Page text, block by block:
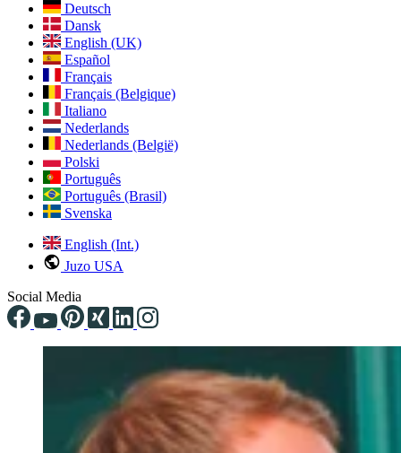
Deutsch
Dansk
English (UK)
Español
Français
Français (Belgique)
Italiano
Nederlands
Nederlands (België)
Polski
Português
Português (Brasil)
Svenska
English (Int.)
Juzo USA
Social Media